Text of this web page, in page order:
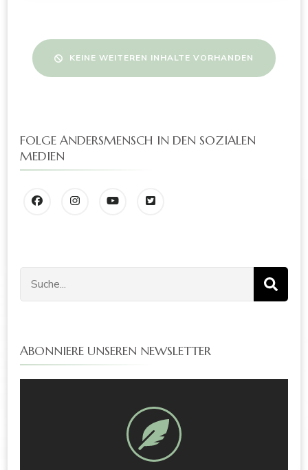
KEINE WEITEREN INHALTE VORHANDEN
FOLGE ANDERSMENSCH IN DEN SOZIALEN
MEDIEN
ABONNIERE UNSEREN NEWSLETTER